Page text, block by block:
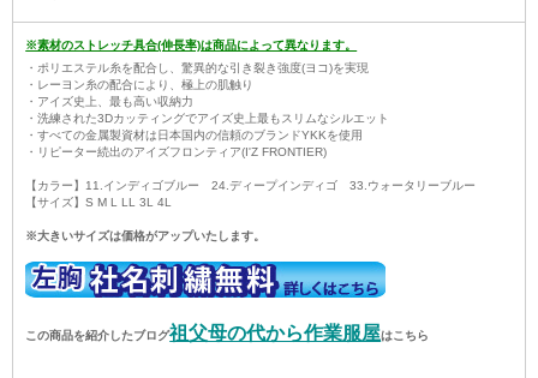
※素材のストレッチ具合(伸長率)は商品によって異なります。
・ポリエステル糸を配合し、驚異的な引き裂き強度(ヨコ)を実現
・レーヨン糸の配合により、極上の肌触り
・アイズ史上、最も高い収納力
・洗練された3Dカッティングでアイズ史上最もスリムなシルエット
・すべての金属製資材は日本国内の信頼のブランドYKKを使用
・リピーター続出のアイズフロンティア(I'Z FRONTIER)
【カラー】11.インディゴブルー 24.ディープインディゴ 33.ウォータリーブルー
【サイズ】S M L LL 3L 4L
※大きいサイズは価格がアップいたします。
この商品を紹介したブログ祖父母の代から作業服屋はこちら